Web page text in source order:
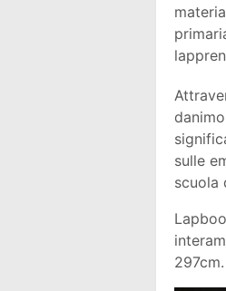
sulle
scuola
297cm.